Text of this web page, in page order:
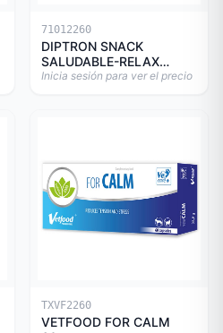
71012260
DIPTRON SNACK
SALUDABLE-RELAX
150GR
Inicia sesión para ver el precio
TXVF2260
VETFOOD FOR CALM